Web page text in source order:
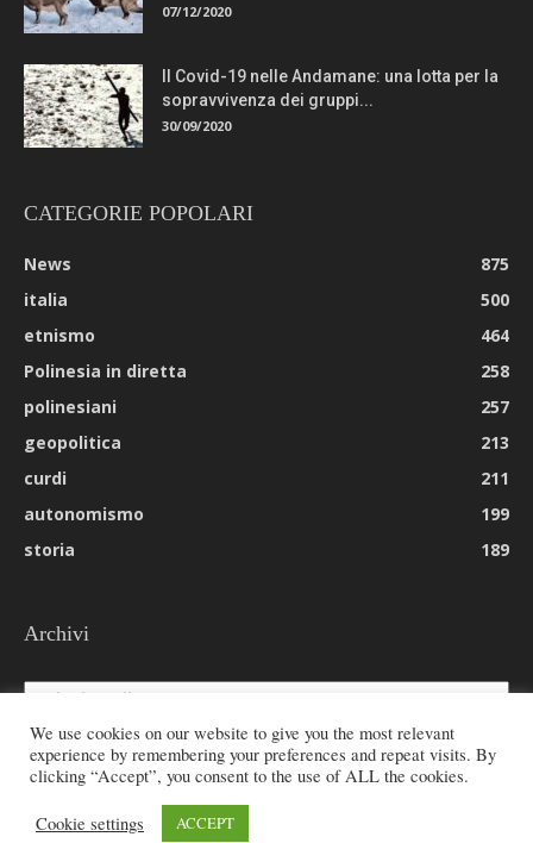
07/12/2020
Il Covid-19 nelle Andamane: una lotta per la
sopravvivenza dei gruppi...
30/09/2020
CATEGORIE POPOLARI
News
875
italia
500
etnismo
464
Polinesia in diretta
258
polinesiani
257
geopolitica
213
curdi
211
autonomismo
199
storia
189
Archivi
Archivi
© 2026 All rights reserved - Etnie -
We use cookies on our website to give you the most relevant
experience by remembering your preferences and repeat visits. By
clicking “Accept”, you consent to the use of ALL the cookies.
Cookie settings ACCEPT